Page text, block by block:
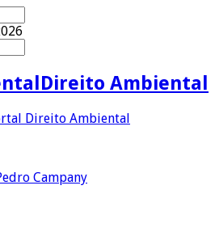
Direito Ambiental
Campany